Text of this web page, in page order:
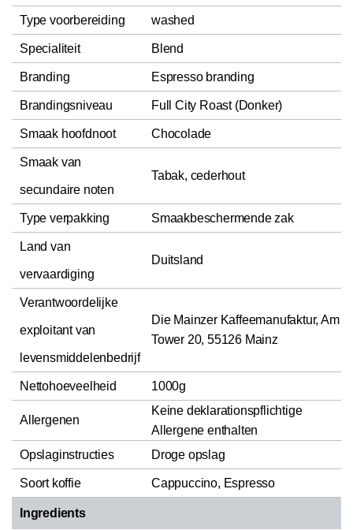
Type voorbereiding washed
Specialiteit Blend
Branding Espresso branding
Brandingsniveau Full City Roast (Donker)
Smaak hoofdnoot Chocolade
Smaak van
secundaire noten
Tabak, cederhout
Type verpakking Smaakbeschermende zak
Land van
vervaardiging
Duitsland
Verantwoordelijke
exploitant van
levensmiddelenbedrijf
Die Mainzer Kaffeemanufaktur, Am
Tower 20, 55126 Mainz
Nettohoeveelheid 1000g
Allergenen
Keine deklarationspflichtige
Allergene enthalten
Opslaginstructies
Droge opslag
Soort koffie Cappuccino, Espresso
Ingredients